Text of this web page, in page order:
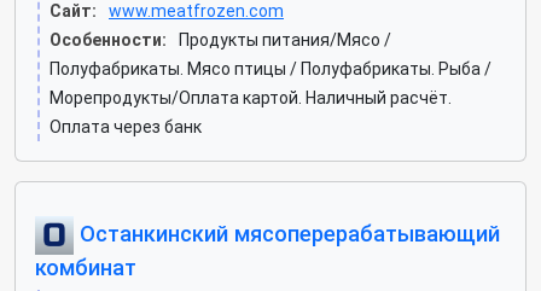
Сайт:
www.meatfrozen.com
Особенности:
Продукты питания/Мясо /
Полуфабрикаты. Мясо птицы / Полуфабрикаты. Рыба /
Морепродукты/Оплата картой. Наличный расчёт.
Оплата через банк
Останкинский мясоперерабатывающий
комбинат